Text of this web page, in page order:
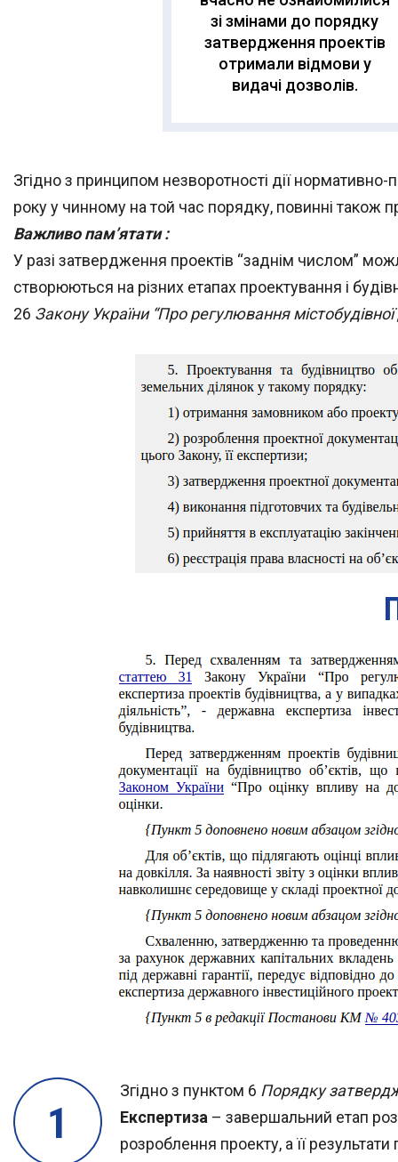
зі змінами до порядку
затвердження проектів
отримали відмови у
видачі дозволів.
Згідно з принципом незворотності дії
року у чинному на той час порядку, повинні також
Важливо пам’ятати :
У разі затвердження проектів “заднім числом”
створюються на різних етапах проектування і
26 Закону України “Про регулювання містобудівної
Згідно з пунктом 6 Порядку
Експертиза – завершальний етап
розроблення проекту, а її